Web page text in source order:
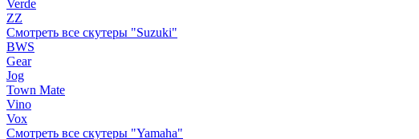
Verde
ZZ
Смотреть все скутеры "Suzuki"
BWS
Gear
Jog
Town Mate
Vino
Vox
Смотреть все скутеры "Yamaha"